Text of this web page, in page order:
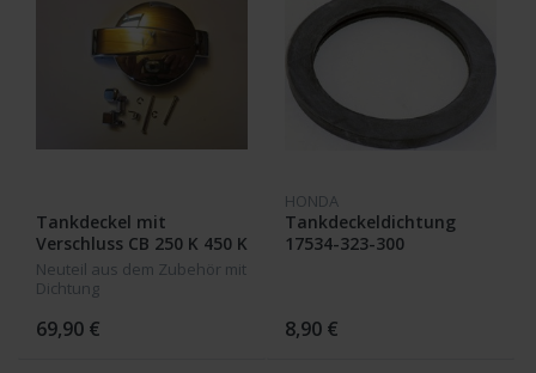
Tankdeckel mit
Verschluss CB 250 K 450 K
CB 350 400 CB 500-750
K2-K6
Neuteil aus dem Zubehör mit
Dichtung
69,90 €
HONDA
Tankdeckeldichtung
17534-323-300
8,90 €